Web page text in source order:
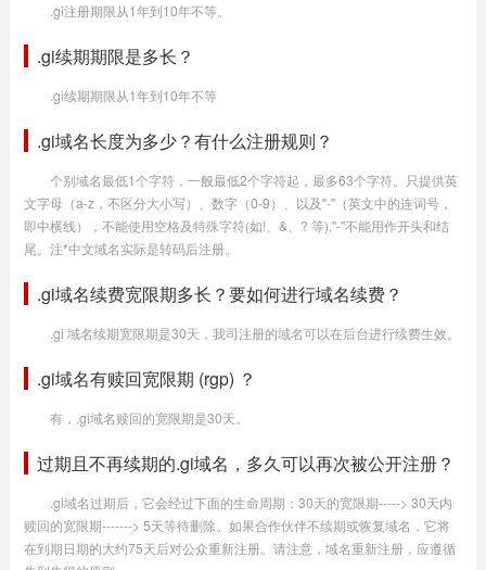
.gi注册期限从1年到10年不等。
.gi续期期限是多长？
.gi续期期限从1年到10年不等
.gi域名长度为多少？有什么注册规则？
个别域名最低1个字符，一般最低2个字符起，最多63个字符。只提供英
文字母（a-z，不区分大小写）、数字（0-9）、以及"-"（英文中的连词号，
即中横线），不能使用空格及特殊字符(如!、&、? 等),"-"不能用作开头和结
尾。注*中文域名实际是转码后注册。
.gi域名续费宽限期多长？要如何进行域名续费？
.gi 域名续期宽限期是30天，我司注册的域名可以在后台进行续费生效。
.gi域名有赎回宽限期 (rgp) ？
有，.gi域名赎回的宽限期是30天。
过期且不再续期的.gi域名，多久可以再次被公开注册？
.gi域名过期后，它会经过下面的生命周期：30天的宽限期-----> 30天内
赎回的宽限期-------> 5天等待删除。如果合作伙伴不续期或恢复域名，它将
在到期日期的大约75天后对公众重新注册。请注意，域名重新注册，应遵循